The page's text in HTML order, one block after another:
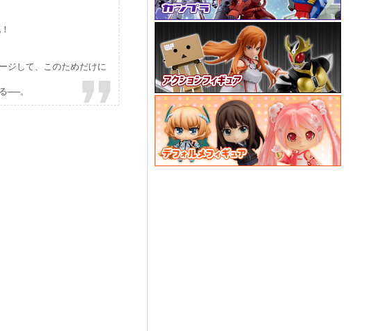
ジして、このためだけに
──。